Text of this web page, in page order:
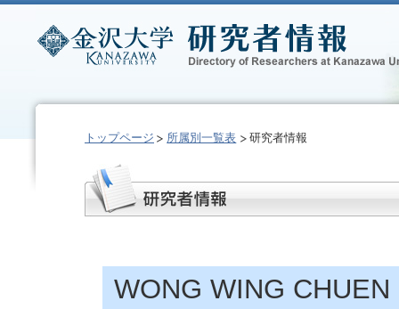
トップページ 所属別一覧表 研究者情報
WONG WING